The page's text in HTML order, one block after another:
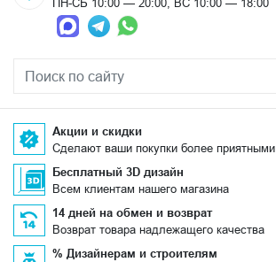
Акции и скидки
Сделают ваши покупки более приятными
Бесплатный 3D дизайн
Всем клиентам нашего магазина
14 дней на обмен и возврат
Возврат товара надлежащего качества
% Дизайнерам и строителям